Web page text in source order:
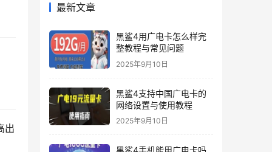
出
最新文章
黑鲨4用广电卡怎么样完
整教程与常见问题
2025年9月10日
黑鲨4支持中国广电卡的
网络设置与使用教程
2025年9月10日